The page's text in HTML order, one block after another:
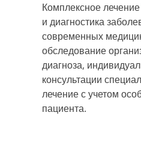
Комплексное лечение
и диагностика
современных
обследование
диагноза,
консультации
лечение с учетом
пациента.